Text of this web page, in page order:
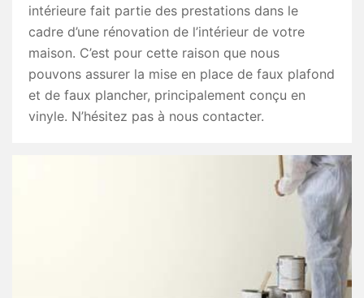
intérieure fait partie des prestations dans le
cadre d’une rénovation de l’intérieur de votre
maison. C’est pour cette raison que nous
pouvons assurer la mise en place de faux plafond
et de faux plancher, principalement conçu en
vinyle. N’hésitez pas à nous contacter.